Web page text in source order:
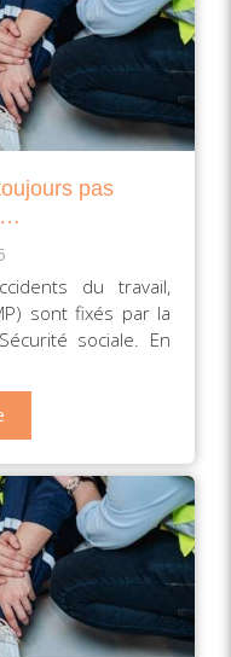
pas
du travail,
sont fixés par la
sociale. En